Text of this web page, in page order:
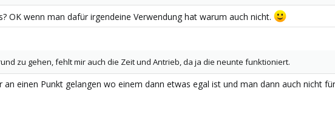
OK wenn man dafür irgendeine Verwendung hat warum auch nicht.
zu gehen, fehlt mir auch die Zeit und Antrieb, da ja die neunte funktioniert.
an einen Punkt gelangen wo einem dann etwas egal ist und man dann auch nicht